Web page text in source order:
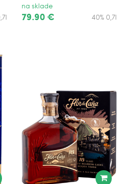
na sklade
79.90 € 40% 0,7l